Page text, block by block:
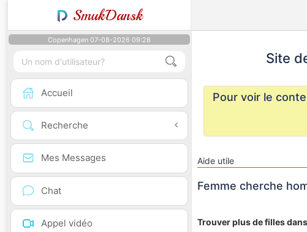
SmukDansk
Copenhagen 07-08-2026 09:28
Accueil
Recherche
Mes Messages
Chat
Appel vidéo
Site
Pour voir le
Aide utile
Femme cherche
Trouver plus de filles